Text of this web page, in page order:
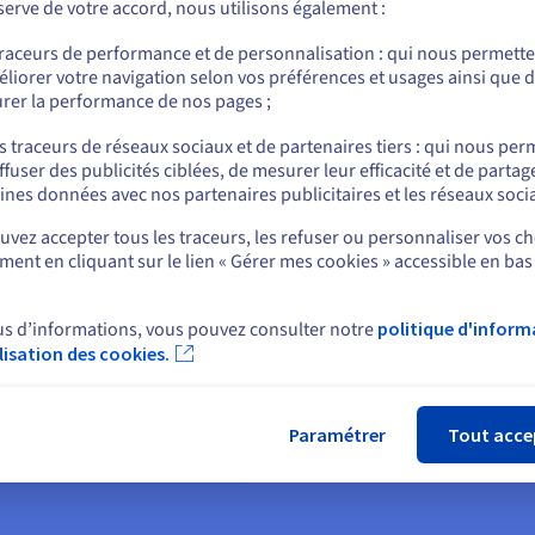
privé virtuel
un VPS sandbox
virtuel et flexible afin
Héberger une
multisite WordPress
votre propre installation
En savoir plus
us.ovhcloud.com/
Anglais USD - $
ou
sur le site actuel
un autre site web
de votre accord, nous utilisons également :
de performance et de personnalisation : qui nous
votre navigation selon vos préférences et usages ainsi que
la performance de nos pages ;
traceurs de réseaux sociaux et de partenaires tiers : qui nous
des publicités ciblées, de mesurer leur efficacité et de
données avec nos partenaires publicitaires et les réseaux
accepter tous les traceurs, les refuser ou personnaliser vos
en cliquant sur le lien « Gérer mes cookies » accessible en
d’informations, vous pouvez consulter notre politique
des cookies.
Paramétrer Tout